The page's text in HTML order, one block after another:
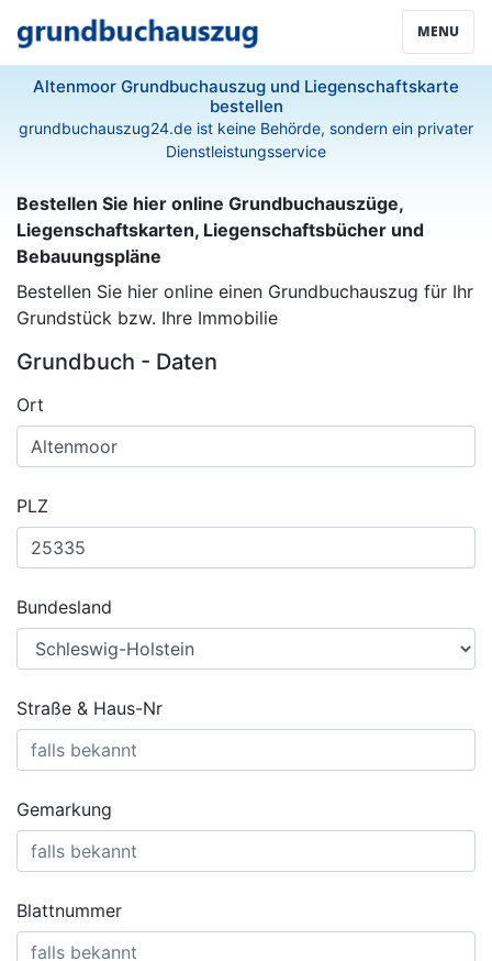
MENU
Altenmoor Grundbuchauszug und Liegenschaftskarte
bestellen
grundbuchauszug24.de ist keine Behörde, sondern ein privater
Dienstleistungsservice
Bestellen Sie hier online Grundbuchauszüge,
Liegenschaftskarten, Liegenschaftsbücher und
Bebauungspläne
Bestellen Sie hier online einen Grundbuchauszug für Ihr
Grundstück bzw. Ihre Immobilie
Grundbuch - Daten
Ort
PLZ
Bundesland
Straße & Haus-Nr
Gemarkung
Blattnummer